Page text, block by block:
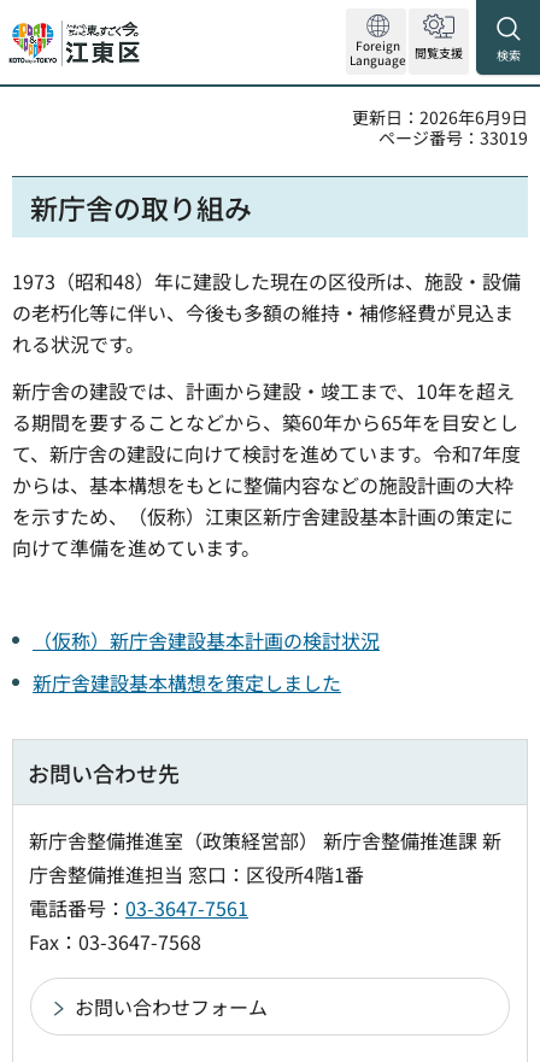
Foreign
Language 閲覧支援 検索
更新日：2026年6月9日
ページ番号：33019
新庁舎の取り組み
1973（昭和48）年に建設した現在の区役所は、施設・設備
の老朽化等に伴い、今後も多額の維持・補修経費が見込ま
れる状況です。
新庁舎の建設では、計画から建設・竣工まで、10年を超え
る期間を要することなどから、築60年から65年を目安とし
て、新庁舎の建設に向けて検討を進めています。令和7年度
からは、基本構想をもとに整備内容などの施設計画の大枠
を示すため、（仮称）江東区新庁舎建設基本計画の策定に
向けて準備を進めています。
（仮称）新庁舎建設基本計画の検討状況
新庁舎建設基本構想を策定しました
お問い合わせ先
新庁舎整備推進室（政策経営部） 新庁舎整備推進課 新
庁舎整備推進担当 窓口：区役所4階1番
電話番号： 03-3647-7561
Fax：03-3647-7568